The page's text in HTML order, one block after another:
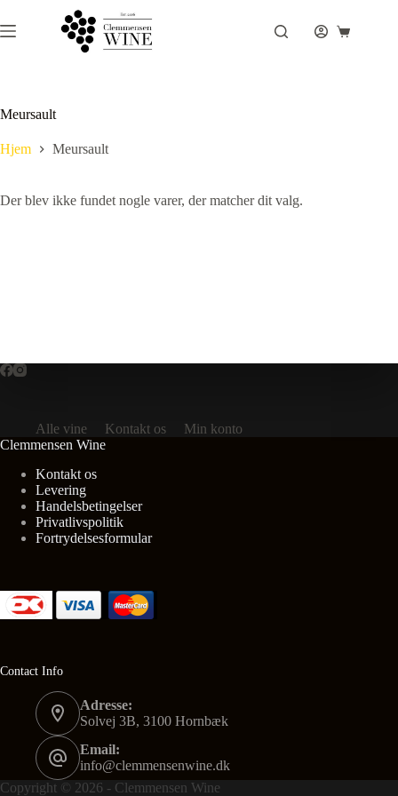
til
indhold
Meursault
Hjem Meursault
Der blev ikke fundet nogle varer, der matcher dit valg.
Alle vine Kontakt os
Min konto
Clemmensen Wine
Kontakt os
Levering
Handelsbetingelser
Privatlivspolitik
Fortrydelsesformular
Contact Info
Adresse:
Solvej 3B, 3100 Hornbæk
Email:
info@clemmensenwine.dk
Copyright © 2026 - Clemmensen Wine